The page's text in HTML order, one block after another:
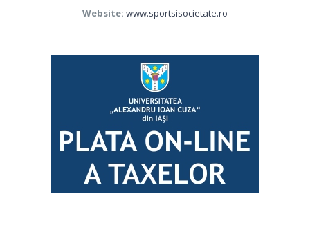
Website: www.sportsisocietate.ro